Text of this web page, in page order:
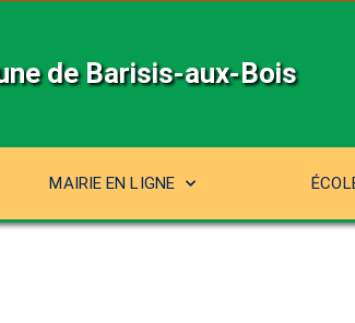
de Barisis-aux-Bois
MAIRIE EN LIGNE